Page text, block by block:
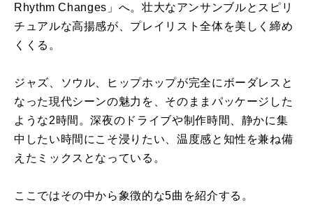
Rhythm Changes」へ。壮大なアンサンブルとスピリ
チュアルな高揚感が、プレイリスト全体を美しく締め
くくる。
ジャズ、ソウル、ヒップホップが完全にボーダレスと
なった現代シーンの魅力を、そのままパッケージした
ような2時間。深夜のドライブや制作時間、静かに集
中したい時間にこそ浸りたい、温度感と知性を兼ね備
えたミックスとなっている。
ここではその中から象徴的な5曲を紹介する。